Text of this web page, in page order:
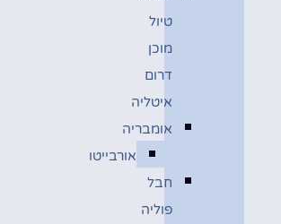
טיול
מוכן
דרום
איטליה
אומבריה
אורבייטו
חבל
פוליה